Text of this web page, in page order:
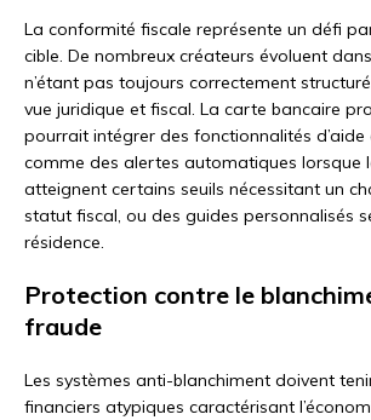
La conformité fiscale représente un défi
cible. De nombreux créateurs évoluent
n’étant pas toujours correctement
vue juridique et fiscal. La carte bancaire
pourrait intégrer des fonctionnalités
comme des alertes automatiques lorsque
atteignent certains seuils nécessitant un
statut fiscal, ou des guides personnalisés
résidence.
Protection contre le
fraude
Les systèmes anti-blanchiment doivent
financiers atypiques caractérisant